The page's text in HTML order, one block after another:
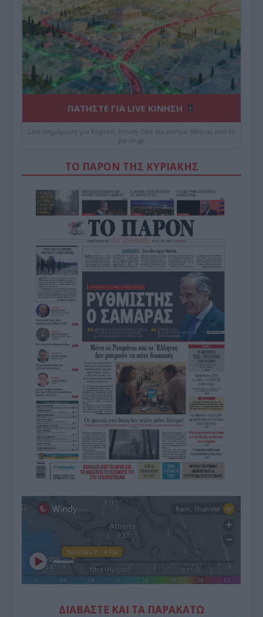
ΠΑΤΗΣΤΕ ΓΙΑ LIVE ΚΙΝΗΣΗ
Live ενημέρωση για Κηφισό, Αττική Οδό και κέντρο Αθήνας από το
paron.gr
ΤΟ ΠΑΡΟΝ ΤΗΣ ΚΥΡΙΑΚΗΣ
ΔΙΑΒΑΣΤΕ ΚΑΙ ΤΑ ΠΑΡΑΚΑΤΩ